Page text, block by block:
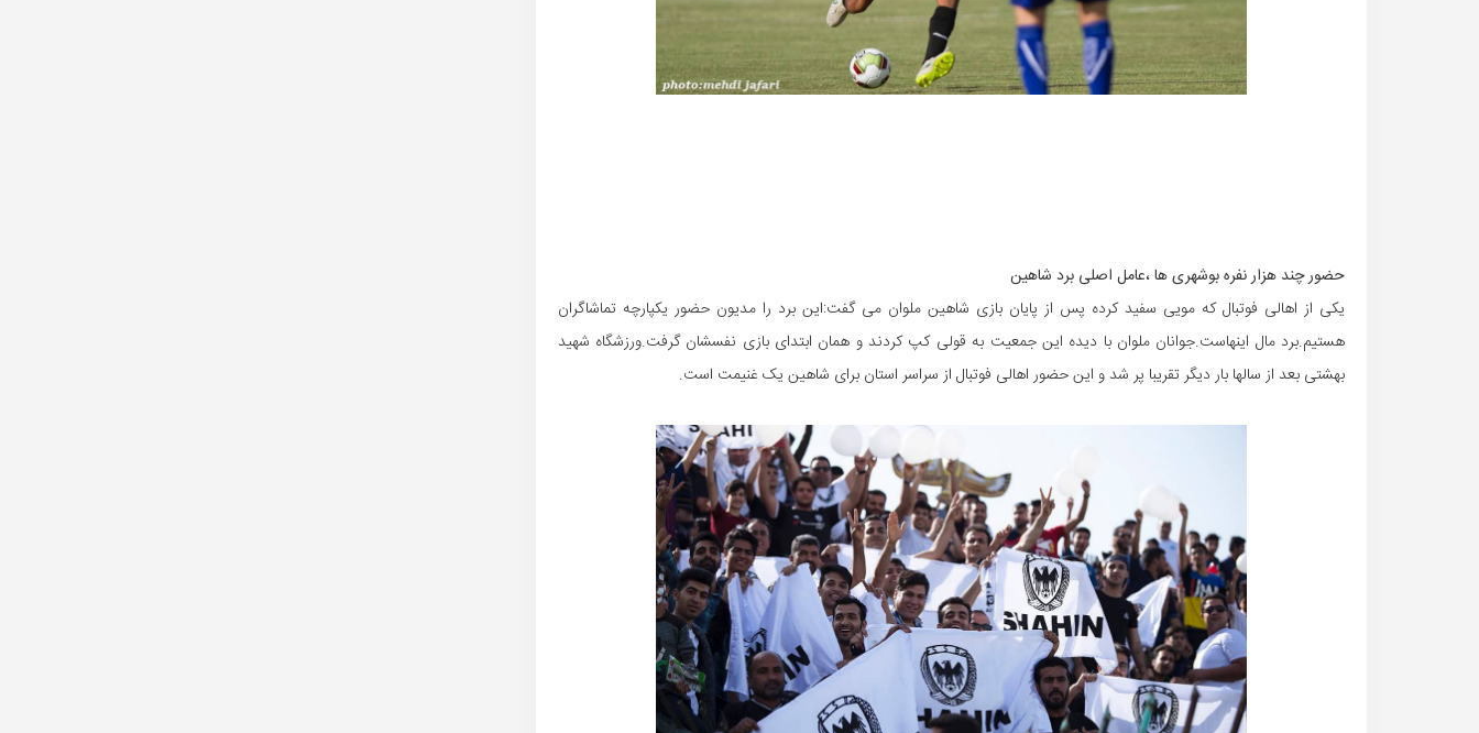
حضور چند هزار نفره بوشهری ها ،عامل اصلی برد شاهین
یکی از اهالی فوتبال که مویی سفید کرده پس از پایان بازی شاهین ملوان می گفت:این برد را مدیون حضور یکپارچه تماشاگران
هستیم.برد مال اینهاست.جوانان ملوان با دیده این جمعیت به قولی کپ کردند و همان ابتدای بازی نفسشان گرفت.ورزشگاه شهید
بهشتی بعد از سالها بار دیگر تقریبا پر شد و این حضور اهالی فوتبال از سراسر استان برای شاهین یک غنیمت است.